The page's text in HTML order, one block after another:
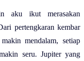
aku ikut merasakan
pertengkaran kembar
mendalam, setiap
seru. Jupiter yang